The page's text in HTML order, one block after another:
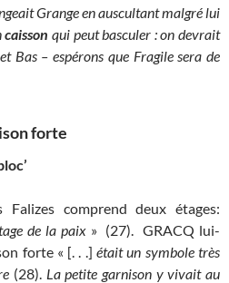
Grange en auscultant malgré lui
caisson qui peut basculer : on devrait
Bas – espérons que Fragile sera de
forte
Falizes comprend deux étages:
de la paix» (27). GRACQ lui-
forte « [. . .]était un symbole très
(28). La petite garnison y vivait au